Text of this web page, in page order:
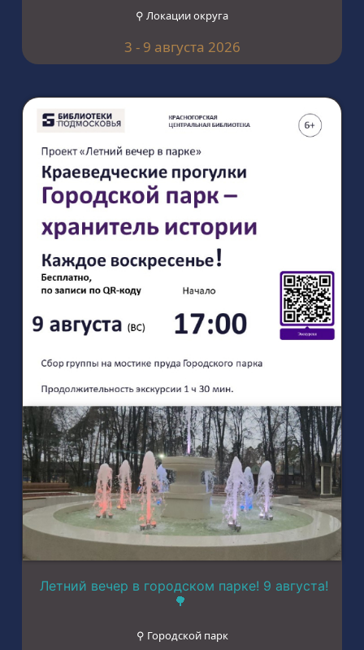
⚲ Локации округа
3 - 9 августа 2026
Летний вечер в городском парке! 9 августа!
🌳
⚲ Городской парк